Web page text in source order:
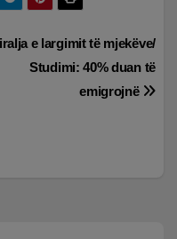
e largimit të mjekëve/
Studimi: 40% duan të
emigrojnë